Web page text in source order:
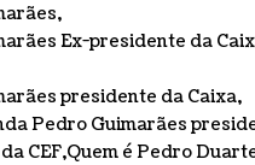
Ex-presidente da
presidente da Caixa
Pedro Guimarães
CEF Quem é Pedro